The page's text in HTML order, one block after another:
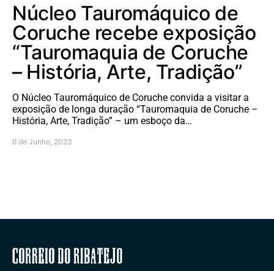
Núcleo Tauromáquico de
Coruche recebe exposição
“Tauromaquia de Coruche
– História, Arte, Tradição”
O Núcleo Tauromáquico de Coruche convida a visitar a
exposição de longa duração “Tauromaquia de Coruche –
História, Arte, Tradição” – um esboço da…
6 de Junho, 2023
Correio do Ribatejo